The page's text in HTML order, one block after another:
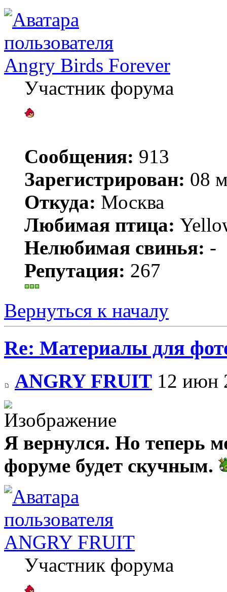
Angry Birds Forever
Участник форума
Сообщения: 913
Зарегистрирован: 08
Откуда: Москва
Любимая птица:
Нелюбимая свинья: -
Репутация: 267
Вернуться к началу
Re: Материалы для
ANGRY FRUIT 12 июн
Я вернулся. Но теперь
форуме будет скучным.
ANGRY FRUIT
Участник форума